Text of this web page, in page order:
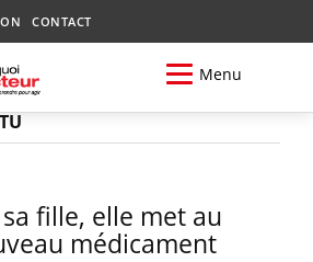
CONTACT
Menu
fille, elle met au
médicament